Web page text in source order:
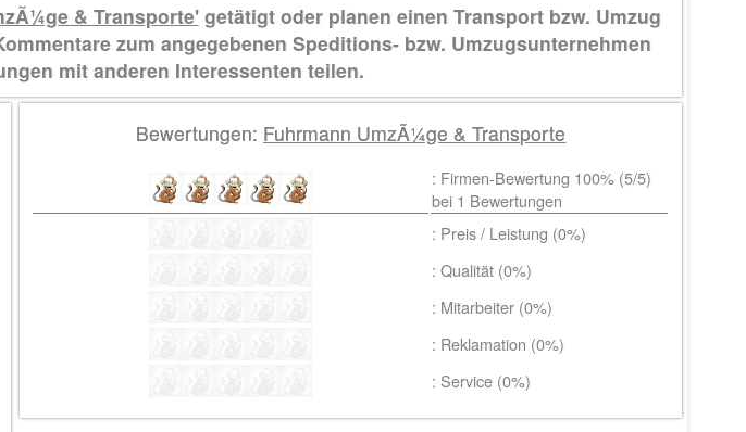
& Transporte'getätigt oder planen einen Transport bzw. Umzug
zum angegebenen Speditions- bzw. Umzugsunternehmen
mit anderen Interessenten teilen.
Bewertungen: Fuhrmann UmzÃ¼ge & Transporte
: Firmen-Bewertung 100% (5/5)
bei 1 Bewertungen
: Preis / Leistung (0%)
: Qualität (0%)
: Mitarbeiter (0%)
: Reklamation (0%)
: Service (0%)